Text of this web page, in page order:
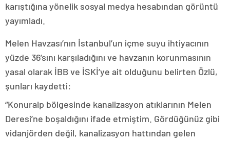
karıştığına yönelik sosyal medya hesabından görüntü
yayımladı.
Melen Havzası’nın İstanbul’un içme suyu ihtiyacının
yüzde 36’sını karşıladığını ve havzanın korunmasının
yasal olarak İBB ve İSKİ’ye ait olduğunu belirten Özlü,
şunları kaydetti:
“Konuralp bölgesinde kanalizasyon atıklarının Melen
Deresi’ne boşaldığını ifade etmiştim. Gördüğünüz gibi
vidanjörden değil, kanalizasyon hattından gelen